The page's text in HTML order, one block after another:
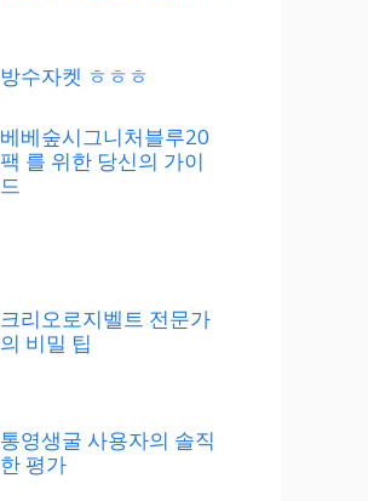
방수자켓 ㅎㅎㅎ
베베숲시그니처블루20
팩 를 위한 당신의 가이
드
크리오로지벨트 전문가
의 비밀 팁
통영생굴 사용자의 솔직
한 평가